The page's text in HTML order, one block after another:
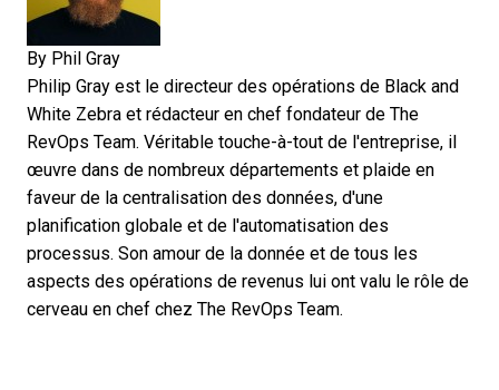
By Phil Gray
Philip Gray est le directeur des opérations de Black and
White Zebra et rédacteur en chef fondateur de The
RevOps Team. Véritable touche-à-tout de l'entreprise, il
œuvre dans de nombreux départements et plaide en
faveur de la centralisation des données, d'une
planification globale et de l'automatisation des
processus. Son amour de la donnée et de tous les
aspects des opérations de revenus lui ont valu le rôle de
cerveau en chef chez The RevOps Team.